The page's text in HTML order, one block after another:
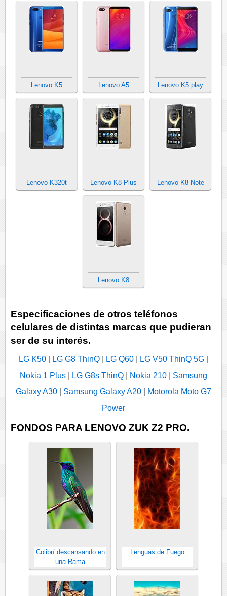
Lenovo K5 Lenovo A5 Lenovo K5 play
Lenovo K320t Lenovo K8 Plus Lenovo K8 Note
Lenovo K8
Especificaciones de otros teléfonos
celulares de distintas marcas que pudieran
ser de su interés.
LG K50 LG G8 ThinQ LG Q60 LG V50 ThinQ 5G
Nokia 1 Plus
LG G8s ThinQ Nokia 210
Samsung
Galaxy A30
Samsung Galaxy A20
Motorola Moto G7
Power
FONDOS PARA LENOVO ZUK Z2 PRO.
Colibrí descansando en
una Rama
Lenguas de Fuego